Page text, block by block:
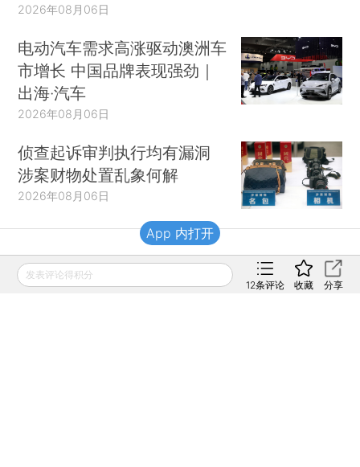
2026年08月06日
电动汽车需求高涨驱动澳洲车
市增长 中国品牌表现强劲｜
出海·汽车
2026年08月06日
侦查起诉审判执行均有漏洞
涉案财物处置乱象何解
2026年08月06日
财新移动
发表评论得积分
12条评论 收藏 分享
App 内打开